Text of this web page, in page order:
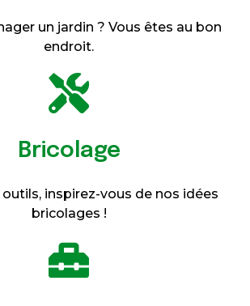
un jardin ? Vous êtes au bon
endroit.
Bricolage
outils, inspirez-vous de nos idées
bricolages !